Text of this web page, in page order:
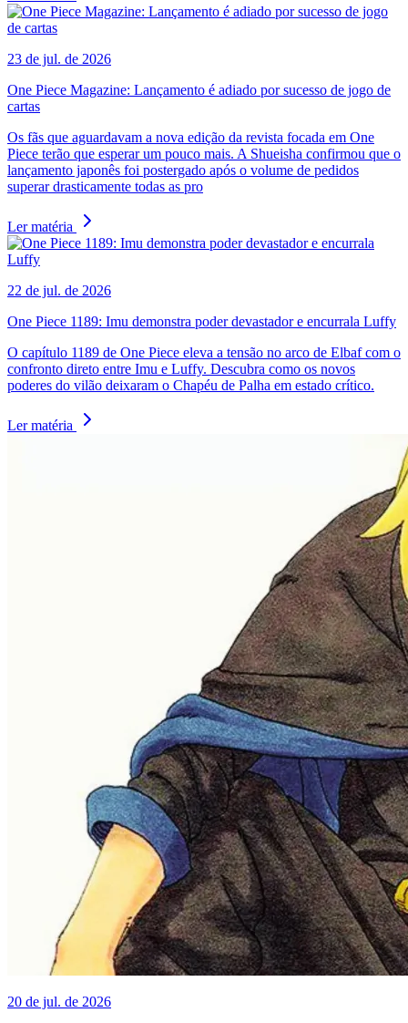
23 de jul. de 2026
One Piece Magazine: Lançamento é adiado por sucesso de jogo de
cartas
Os fãs que aguardavam a nova edição da revista focada em One
Piece terão que esperar um pouco mais. A Shueisha confirmou que o
lançamento japonês foi postergado após o volume de pedidos
superar drasticamente todas as pro
Ler matéria
22 de jul. de 2026
One Piece 1189: Imu demonstra poder devastador e encurrala Luffy
O capítulo 1189 de One Piece eleva a tensão no arco de Elbaf com o
confronto direto entre Imu e Luffy. Descubra como os novos
poderes do vilão deixaram o Chapéu de Palha em estado crítico.
Ler matéria
20 de jul. de 2026